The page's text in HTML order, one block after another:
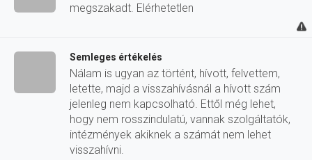
megszakadt. Elérhetetlen
Semleges értékelés
Nálam is ugyan az történt, hívott, felvettem,
letette, majd a visszahívásnál a hívott szám
jelenleg nem kapcsolható. Ettől még lehet,
hogy nem rosszindulatú, vannak szolgáltatók,
intézmények akiknek a számát nem lehet
visszahívni.